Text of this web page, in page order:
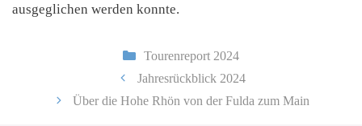
ausgeglichen werden konnte.
Kategorien
Tourenreport 2024
Jahresrückblick 2024
Über die Hohe Rhön von der Fulda zum Main